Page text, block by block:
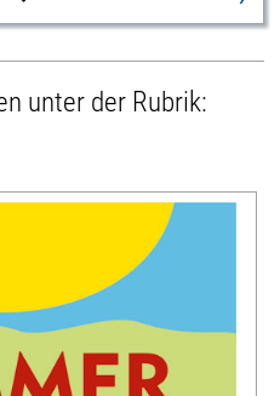
unter der Rubrik: